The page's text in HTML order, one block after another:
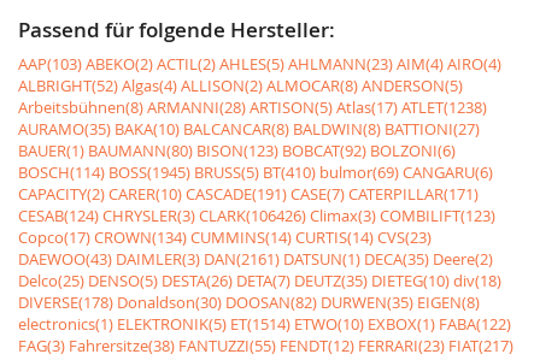
Passend für folgende Hersteller:
AAP(103)ABEKO(2)ACTIL(2)AHLES(5)AHLMANN(23)AIM(4)AIRO(4)
ALBRIGHT(52)Algas(4)ALLISON(2)ALMOCAR(8)ANDERSON(5)
Arbeitsbühnen(8)ARMANNI(28)ARTISON(5)Atlas(17)ATLET(1238)
AURAMO(35) BAKA(10) BALCANCAR(8) BALDWIN(8) BATTIONI(27)
BAUER(1) BAUMANN(80) BISON(123) BOBCAT(92) BOLZONI(6)
BOSCH(114) BOSS(1945) BRUSS(5) BT(410) bulmor(69)CANGARU(6)
CAPACITY(2)CARER(10)CASCADE(191)CASE(7)CATERPILLAR(171)
CESAB(124)CHRYSLER(3)CLARK(106426)Climax(3)COMBILIFT(123)
Copco(17)CROWN(134)CUMMINS(14)CURTIS(14)CVS(23)
DAEWOO(43) DAIMLER(3) DAN(2161) DATSUN(1) DECA(35) Deere(2)
Delco(25) DENSO(5) DESTA(26) DETA(7) DEUTZ(35) DIETEG(10)div(18)
DIVERSE(178) Donaldson(30) DOOSAN(82) DURWEN(35) EIGEN(8)
electronics(1) ELEKTRONIK(5) ET(1514) ETWO(10) EXBOX(1) FABA(122)
FAG(3) Fahrersitze(38) FANTUZZI(55) FENDT(12) FERRARI(23) FIAT(217)